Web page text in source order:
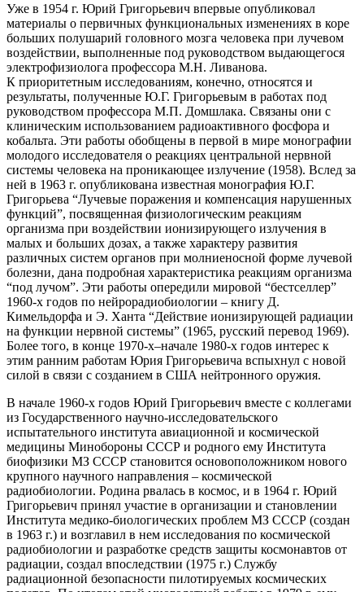
Уже в 1954 г. Юрий Григорьевич впервые опубликовал
материалы о первичных функциональных изменениях в коре
больших полушарий головного мозга человека при лучевом
воздействии, выполненные под руководством выдающегося
электрофизиолога профессора М.Н. Ливанова.
К приоритетным исследованиям, конечно, относятся и
результаты, полученные Ю.Г. Григорьевым в работах под
руководством профессора М.П. Домшлака. Связаны они с
клиническим использованием радиоактивного фосфора и
кобальта. Эти работы обобщены в первой в мире монографии
молодого исследователя о реакциях центральной нервной
системы человека на проникающее излучение (1958). Вслед за
ней в 1963 г. опубликована известная монография Ю.Г.
Григорьева “Лучевые поражения и компенсация нарушенных
функций”, посвященная физиологическим реакциям
организма при воздействии ионизирующего излучения в
малых и больших дозах, а также характеру развития
различных систем органов при молниеносной форме лучевой
болезни, дана подробная характеристика реакциям организма
“под лучом”. Эти работы опередили мировой “бестселлер”
1960-х годов по нейрорадиобиологии – книгу Д.
Кимельдорфа и Э. Ханта “Действие ионизирующей радиации
на функции нервной системы” (1965, русский перевод 1969).
Более того, в конце 1970-х–начале 1980-х годов интерес к
этим ранним работам Юрия Григорьевича вспыхнул с новой
силой в связи с созданием в США нейтронного оружия.
В начале 1960-х годов Юрий Григорьевич вместе с коллегами
из Государственного научно-исследовательского
испытательного института авиационной и космической
медицины Минобороны СССР и родного ему Института
биофизики МЗ СССР становится основоположником нового
крупного научного направления – космической
радиобиологии. Родина рвалась в космос, и в 1964 г. Юрий
Григорьевич принял участие в организации и становлении
Института медико-биологических проблем МЗ СССР (создан
в 1963 г.) и возглавил в нем исследования по космической
радиобиологии и разработке средств защиты космонавтов от
радиации, создал впоследствии (1975 г.) Службу
радиационной безопасности пилотируемых космических